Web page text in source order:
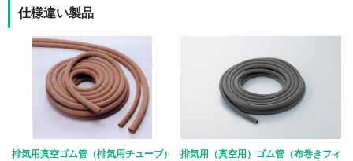
仕様違い製品
排気用真空ゴム管（排気用チューブ）
排気用（真空用）ゴム管（布巻きフィ